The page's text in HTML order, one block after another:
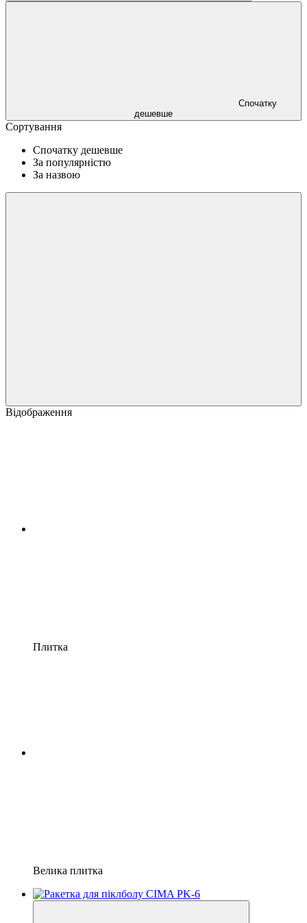
Спочатку
дешевше
Сортування
Спочатку дешевше
За популярністю
За назвою
Відображення
Плитка
Велика плитка